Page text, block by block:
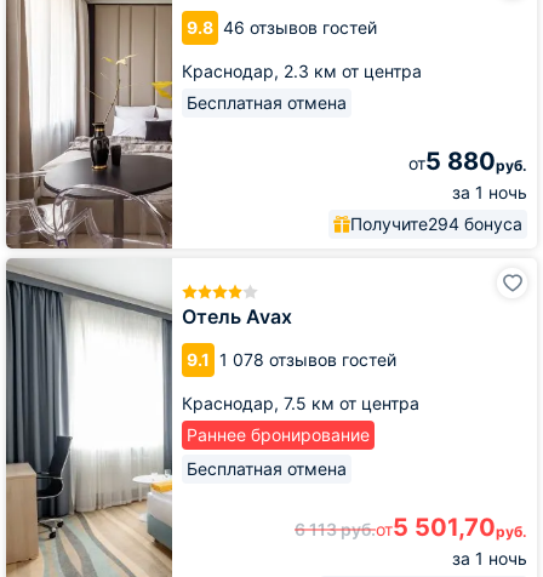
9.8 46 отзывов гостей
Краснодар, 2.3 км от центра
Бесплатная отмена
от5 880руб.
за 1 ночь
Получите294 бонуса
Отель Avax
9.1 1 078 отзывов гостей
Краснодар, 7.5 км от центра
Раннее бронирование
Бесплатная отмена
6 113руб.от5 501,70руб.
за 1 ночь
Отель
Avax